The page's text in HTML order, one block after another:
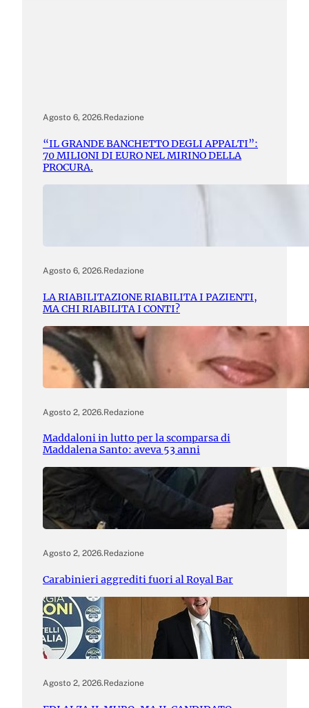
Agosto 6, 2026.Redazione
“IL GRANDE BANCHETTO DEGLI APPALTI”:
70 MILIONI DI EURO NEL MIRINO DELLA
PROCURA.
Agosto 6, 2026.Redazione
LA RIABILITAZIONE RIABILITA I PAZIENTI,
MA CHI RIABILITA I CONTI?
Agosto 2, 2026.Redazione
Maddaloni in lutto per la scomparsa di
Maddalena Santo: aveva 53 anni
Agosto 2, 2026.Redazione
Carabinieri aggrediti fuori al Royal Bar
Agosto 2, 2026.Redazione